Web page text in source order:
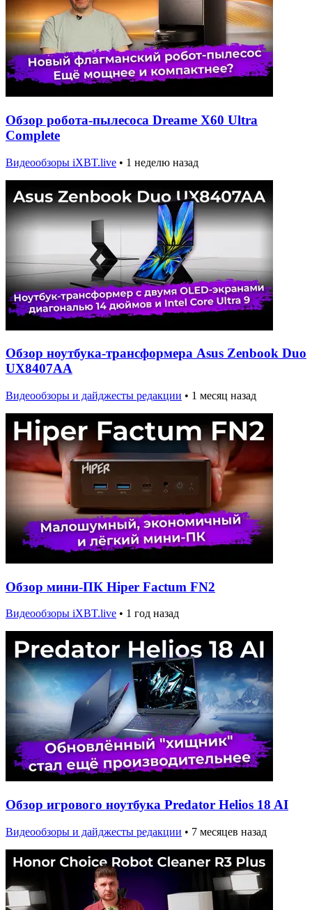
Обзор робота-пылесоса Dreame X60 Ultra
Complete
Видеообзоры iXBT.live • 1 неделю назад
Обзор ноутбука-трансформера Asus Zenbook Duo
UX8407AA
Видеообзоры и дайджесты редакции • 1 месяц назад
Обзор мини-ПК Hiper Factum FN2
Видеообзоры iXBT.live • 1 год назад
Обзор игрового ноутбука Predator Helios 18 AI
Видеообзоры и дайджесты редакции • 7 месяцев назад